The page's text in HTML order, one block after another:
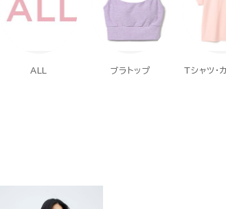
ALL ブラトップ Tシャツ・